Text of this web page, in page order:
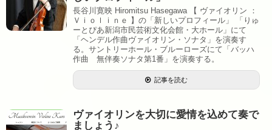
長谷川寛映 Hiromitsu Hasegawa 【 ヴァイオリン ：
Ｖｉｏｌｉｎｅ 】の「新しいプロフィール」 「りゅ
ーとぴあ新潟市民芸術文化会館・大ホール」にて
「ヘンデル作曲ヴァイオリン・ソナタ」を演奏す
る。サントリーホール・ブルーローズにて「バッハ
作曲 無伴奏ソナタ第1番」を演奏する。
記事を読む
ヴァイオリンを大切に愛情を込めて奏で
ましょう♪